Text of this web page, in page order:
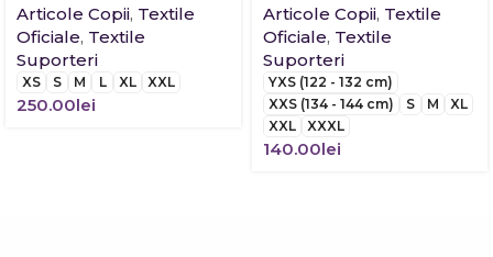
Articole Copii, Textile
Oficiale, Textile
Suporteri
XS S M L XL XXL
250.00lei
Articole Copii, Textile
Oficiale, Textile
Suporteri
YXS (122 - 132 cm)
XXS (134 - 144 cm)
S M
XL
XXL
XXXL
140.00lei